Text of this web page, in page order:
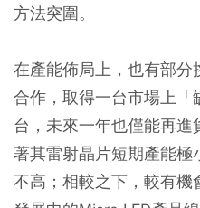
方法突圍。
在產能佈局上，也有部
合作，取得一台市場上「
台，未來一年也僅能再
著其雷射晶片短期產能
不高；相較之下，較有